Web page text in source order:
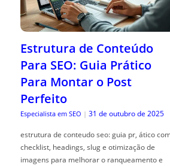
Estrutura de Conteúdo
Para SEO: Guia Prático
Para Montar o Post
Perfeito
Especialista em SEO | 31 de outubro de 2025
estrutura de conteudo seo: guia pr, ático
checklist, headings, slug e otimização de
imagens para melhorar o ranqueamento e